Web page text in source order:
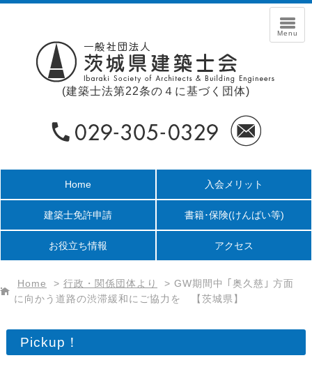
(建築士法第22条の４に基づく団体)
Home 入会メリット
建築士免許申請 書籍･保険(けんばい等)
お役立ち情報 アクセス
Home > 行政・関係団体より > GW期間中 ｢奥久慈｣ 方面
に向かう道路の渋滞緩和にご協力を 【茨城県】
Pickup！